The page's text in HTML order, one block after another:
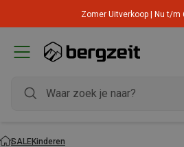
Zomer Uitverkoop | Nu t/m
SALEKinderen